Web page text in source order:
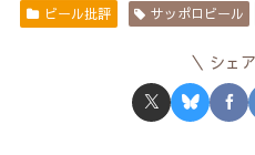
ビール批評 サッポロビール
シェ